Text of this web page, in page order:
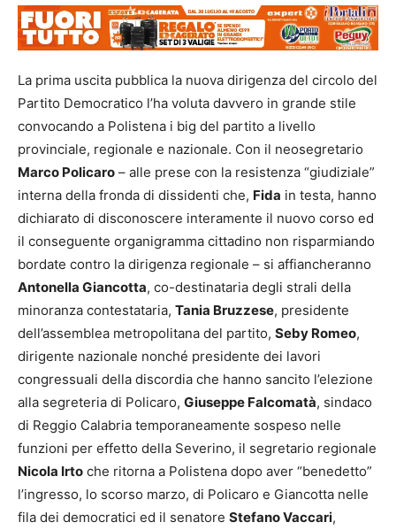
La prima uscita pubblica la nuova dirigenza del circolo del
Partito Democratico l’ha voluta davvero in grande stile
convocando a Polistena i big del partito a livello
provinciale, regionale e nazionale. Con il neosegretario
Marco Policaro – alle prese con la resistenza “giudiziale”
interna della fronda di dissidenti che, Fida in testa, hanno
dichiarato di disconoscere interamente il nuovo corso ed
il conseguente organigramma cittadino non risparmiando
bordate contro la dirigenza regionale – si affiancheranno
Antonella Giancotta, co-destinataria degli strali della
minoranza contestataria, Tania Bruzzese, presidente
dell’assemblea metropolitana del partito, Seby Romeo,
dirigente nazionale nonché presidente dei lavori
congressuali della discordia che hanno sancito l’elezione
alla segreteria di Policaro, Giuseppe Falcomatà, sindaco
di Reggio Calabria temporaneamente sospeso nelle
funzioni per effetto della Severino, il segretario regionale
Nicola Irto che ritorna a Polistena dopo aver “benedetto”
l’ingresso, lo scorso marzo, di Policaro e Giancotta nelle
fila dei democratici ed il senatore Stefano Vaccari,